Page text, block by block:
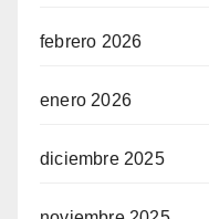
febrero 2026
enero 2026
diciembre 2025